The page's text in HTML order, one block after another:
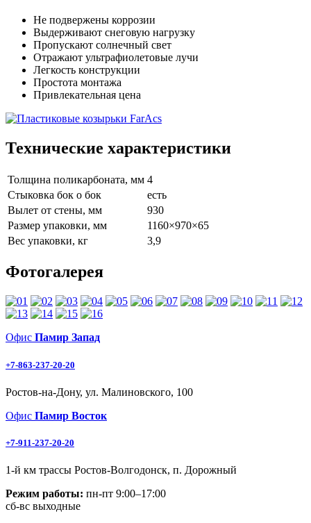
Не подвержены коррозии
Выдерживают снеговую нагрузку
Пропускают солнечный свет
Отражают ультрафиолетовые лучи
Легкость конструкции
Простота монтажа
Привлекательная цена
Технические характеристики
Толщина поликарбоната, мм 4
Стыковка бок о бок
есть
Вылет от стены, мм
930
Размер упаковки, мм
1160×970×65
Вес упаковки, кг
3,9
Фотогалерея
Офис Памир Запад
+7-863-237-20-20
Ростов-на-Дону, ул. Малиновского, 100
Офис Памир Восток
+7-911-237-20-20
1-й км трассы Ростов-Волгодонск, п. Дорожный
Режим работы: пн-пт 9:00–17:00
сб-вс выходные